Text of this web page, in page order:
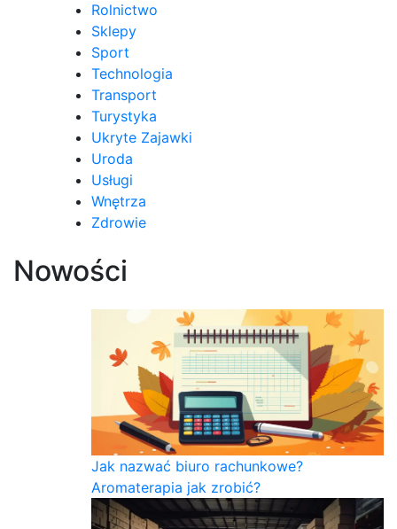
Rolnictwo
Sklepy
Sport
Technologia
Transport
Turystyka
Ukryte Zajawki
Uroda
Usługi
Wnętrza
Zdrowie
Nowości
Jak nazwać biuro rachunkowe?
Aromaterapia jak zrobić?